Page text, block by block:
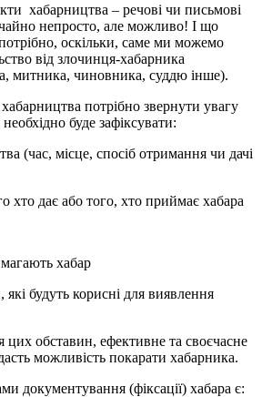
хабарництва – речові чи письмові
непросто, але можливо! І що
оскільки, саме ми можемо
від злочинця-хабарника
митника, чиновника, суддю інше).
потрібно звернути увагу
буде зафіксувати:
(час, місце, спосіб отримання чи дачі
хто дає або того, хто приймає хабара
хабар
які будуть корисні для виявлення
цих обставин, ефективне та своєчасне
можливість покарати хабарника.
документування (фіксації) хабара є: